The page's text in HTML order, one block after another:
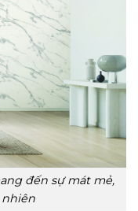
đến sự mát mẻ,